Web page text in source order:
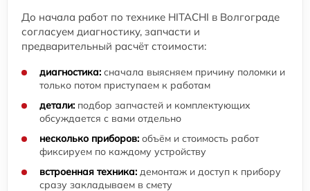
До начала работ по технике HITACHI в Волгограде
согласуем диагностику, запчасти и
предварительный расчёт стоимости:
диагностика: сначала выясняем причину поломки и
только потом приступаем к работам
детали: подбор запчастей и комплектующих
обсуждается с вами отдельно
несколько приборов: объём и стоимость работ
фиксируем по каждому устройству
встроенная техника: демонтаж и доступ к прибору
сразу закладываем в смету